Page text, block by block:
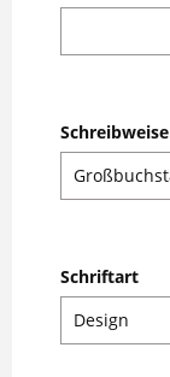
Schreibweise
Schriftart